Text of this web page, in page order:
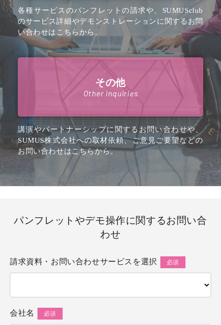
各種サービスのパンフレットの請求や、SUMUSclub
のサービス詳細やデモンストレーションに関するお問
い合わせはこちらから。
その他
Other inquiries
講演やパートナーシップに関するお問い合わせや、
SUMUS株式会社への取材依頼、ご意見ご要望などの
お問い合わせはこちらから。
パンフレットやデモ操作に関するお問い合
わせ
請求資料・お問い合わせサービスを選択
会社名